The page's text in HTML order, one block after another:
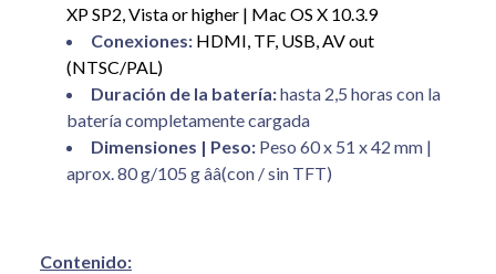
XP SP2, Vista or higher | Mac OS X 10.3.9
Conexiones: HDMI, TF, USB, AV out
(NTSC/PAL)
Duración de la batería:hasta 2,5 horas con la
bateríacompletamente cargada
Dimensiones | Peso: Peso 60x 51 x42 mm |
aprox.80g/105 g ââ(con /sin TFT)
Contenido: